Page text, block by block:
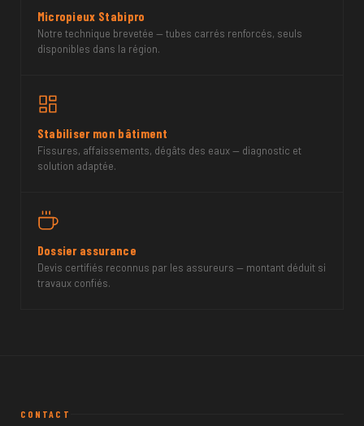
Micropieux Stabipro
Notre technique brevetée — tubes carrés renforcés, seuls
disponibles dans la région.
Stabiliser mon bâtiment
Fissures, affaissements, dégâts des eaux — diagnostic et
solution adaptée.
Dossier assurance
Devis certifiés reconnus par les assureurs — montant déduit si
travaux confiés.
CONTACT